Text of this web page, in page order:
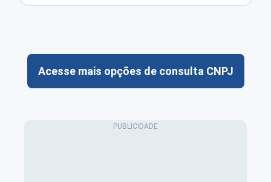
Acesse mais opções de consulta CNPJ